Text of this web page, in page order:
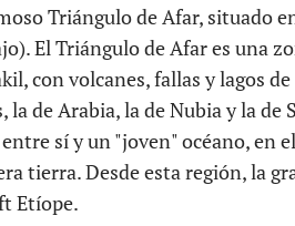
Triángulo de Afar, situado
El Triángulo de Afar es una
con volcanes, fallas y lagos
la de Arabia, la de Nubia y la de
sí y un "joven" océano, en el
tierra. Desde esta región, la
Etíope.